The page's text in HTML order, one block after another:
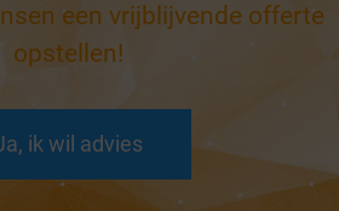
een vrijblijvende offerte
opstellen!
ik wil advies